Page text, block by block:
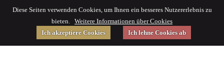
Diese Seiten verwenden Cookies, um Ihnen ein besseres Nutzererlebnis zu
bieten. Weitere Informationen über Cookies
Ich akzeptiere Cookies
Ich lehne Cookies ab